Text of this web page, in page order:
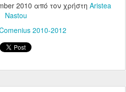
2010 από τον χρήστη Aristea
Nastou
2010-2012